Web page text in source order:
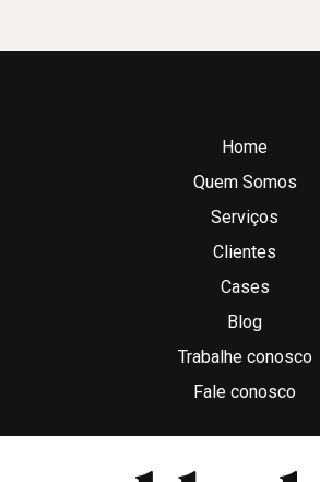
Home
Quem Somos
Serviços
Clientes
Cases
Blog
Trabalhe conosco
Fale conosco